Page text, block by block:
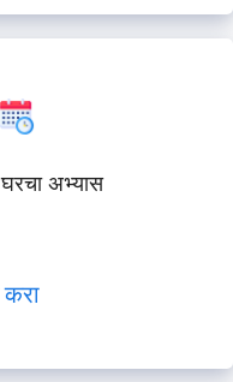
अभ्यास